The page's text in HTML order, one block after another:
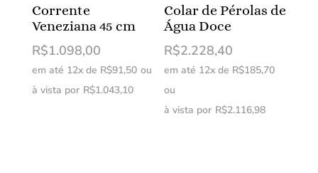
Corrente
Veneziana 45 cm
R$1.098,00
em até 12x de R$91,50 ou
à vista por R$1.043,10
Colar de Pérolas de
Água Doce
R$2.228,40
em até 12x de R$185,70
ou
à vista por R$2.116,98